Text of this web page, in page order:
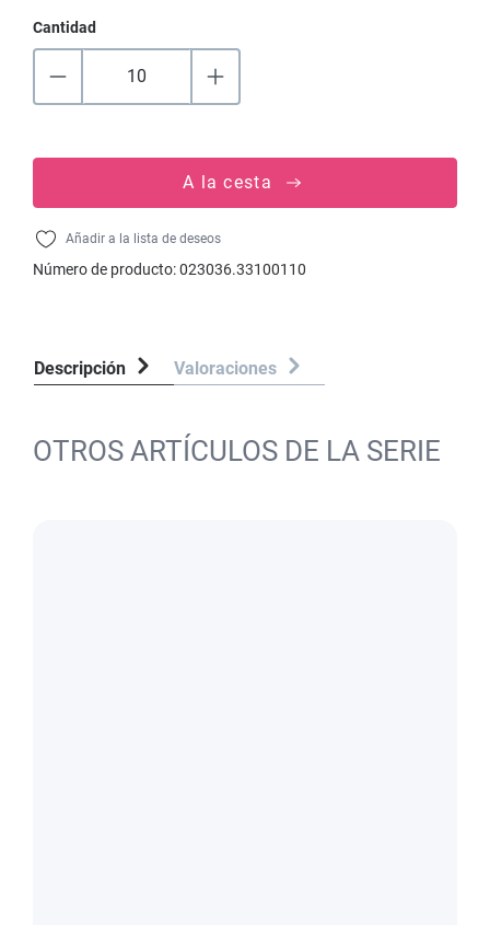
Cantidad
A la cesta
Añadir a la lista de deseos
Número de producto:023036.33100110
Descripción Valoraciones
OTROS ARTÍCULOS DE LA SERIE